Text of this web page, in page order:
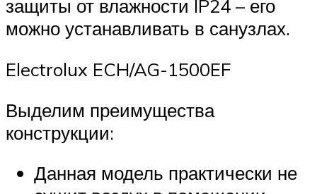
защиты от влажности IP24 – его
можно устанавливать в санузлах.
Electrolux ECH/AG-1500EF
Выделим преимущества
конструкции:
Данная модель практически не